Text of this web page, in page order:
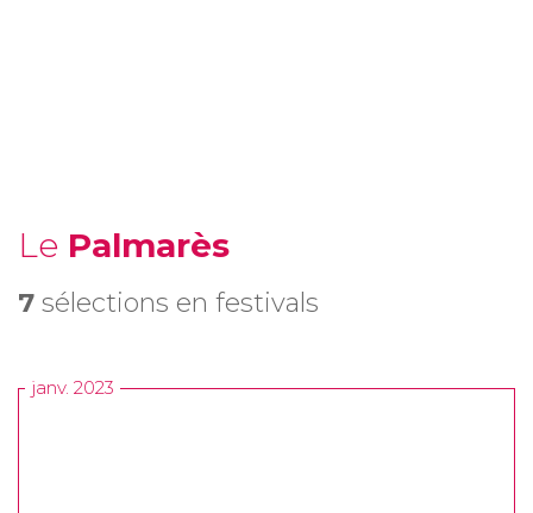
Le Palmarès
7 sélections en festivals
janv. 2023